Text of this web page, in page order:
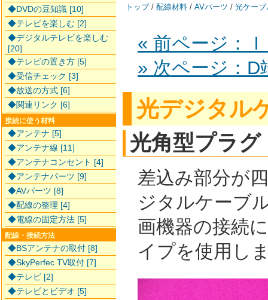
トップ/ 配線材料 / AVパーツ / 光ケーブ
« 前ページ：
» 次ページ：D
光デジタル
光角型プラグ
差込み部分が
ジタルケーブ
画機器の接続
イプを使用し
◆DVDの豆知識 [10]
◆テレビを楽しむ [2]
◆デジタルテレビを楽しむ
[20]
◆テレビの置き方 [5]
◆受信チェック [3]
◆放送の方式 [6]
◆関連リンク [6]
接続に使う材料
◆アンテナ [5]
◆アンテナ線 [11]
◆アンテナコンセント [4]
◆アンテナパーツ [9]
◆AVパーツ [8]
◆配線の整理 [4]
◆電線の固定方法 [5]
配線・接続方法
◆BSアンテナの取付 [8]
◆SkyPerfec TV取付 [7]
◆テレビ [2]
◆テレビとビデオ [5]